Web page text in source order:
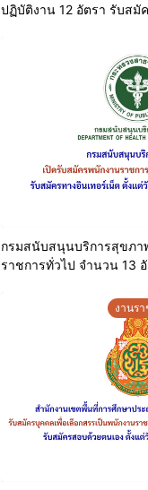
ปฏิบัติงาน 12 อัตรา รับสมั
กรมสนับสนุนบริการสุขภา
ราชการทั่วไป จำนวน 13
งานร